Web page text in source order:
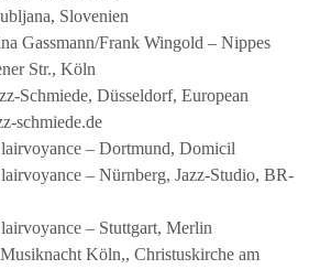
Slovenien
Gassmann/Frank Wingold – Nippes
Str., Köln
Schmiede, Düsseldorf, European
schmiede.de
– Dortmund, Domicil
– Nürnberg, Jazz-Studio, BR-
– Stuttgart, Merlin
Köln,, Christuskirche am